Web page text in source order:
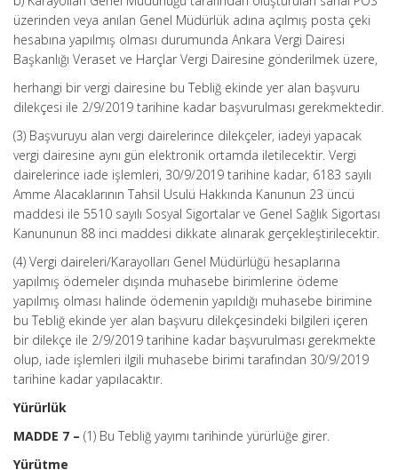
üzerinden veya anılan Genel Müdürlük adına açılmış posta çeki
hesabına yapılmış olması durumunda Ankara Vergi Dairesi
Başkanlığı Veraset ve Harçlar Vergi Dairesine gönderilmek üzere,
herhangi bir vergi dairesine bu Tebliğ ekinde yer alan başvuru
dilekçesi ile 2/9/2019 tarihine kadar başvurulması gerekmektedir.
(3) Başvuruyu alan vergi dairelerince dilekçeler, iadeyi yapacak
vergi dairesine aynı gün elektronik ortamda iletilecektir. Vergi
dairelerince iade işlemleri, 30/9/2019 tarihine kadar, 6183 sayılı
Amme Alacaklarının Tahsil Usulü Hakkında Kanunun 23 üncü
maddesi ile 5510 sayılı Sosyal Sigortalar ve Genel Sağlık Sigortası
Kanununun 88 inci maddesi dikkate alınarak gerçekleştirilecektir.
(4) Vergi daireleri/Karayolları Genel Müdürlüğü hesaplarına
yapılmış ödemeler dışında muhasebe birimlerine ödeme
yapılmış olması halinde ödemenin yapıldığı muhasebe birimine
bu Tebliğ ekinde yer alan başvuru dilekçesindeki bilgileri içeren
bir dilekçe ile 2/9/2019 tarihine kadar başvurulması gerekmekte
olup, iade işlemleri ilgili muhasebe birimi tarafından 30/9/2019
tarihine kadar yapılacaktır.
Yürürlük
MADDE 7 – (1) Bu Tebliğ yayımı tarihinde yürürlüğe girer.
Yürütme